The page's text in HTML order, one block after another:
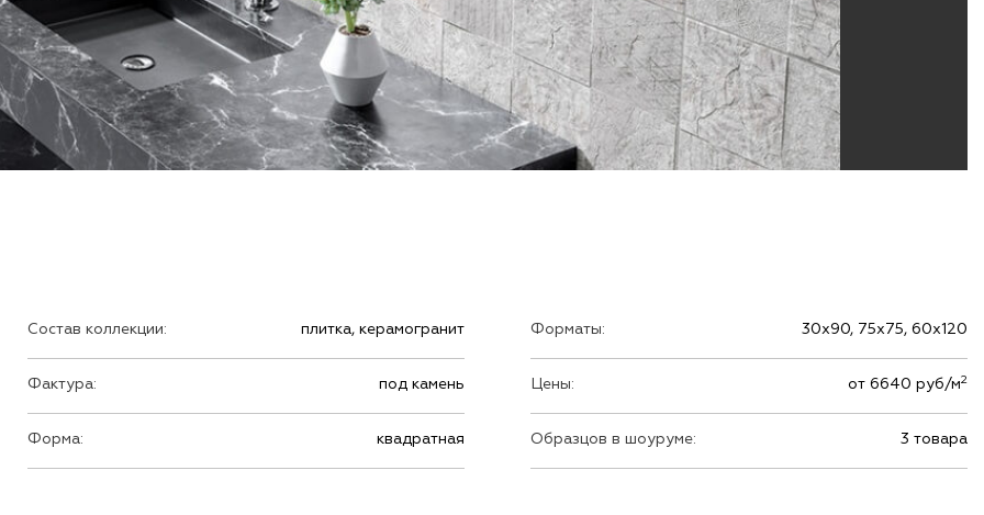
Состав коллекции: плитка, керамогранит
Фактура: под камень
Форма: квадратная
Форматы: 30х90, 75х75, 60х120
Цены: от 6640 руб/м2
Образцов в шоуруме: 3 товара